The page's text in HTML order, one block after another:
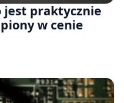
jest praktycznie
w cenie